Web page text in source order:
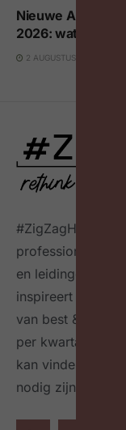
Nieuwe AI-
2026: wat moet je
2 AUGUSTUS 2026
#ZigZagHR, dé
professionals in
en
inspireert over de
van best & next
per kwartaal
kan vinden en
nodig zijn.